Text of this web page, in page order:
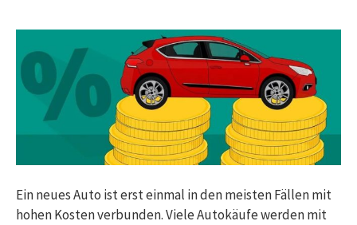
Ein neues Auto ist erst einmal in den meisten Fällen mit
hohen Kosten verbunden. Viele Autokäufe werden mit